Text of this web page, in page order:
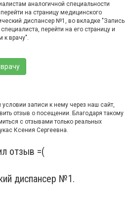
аналогичной специальности
на страницу медицинского
диспансер №1, во вкладке "Запись
перейти на его страницу и
к врачу".
записи к нему через наш сайт,
отзыв о посещении. Благодаря такому
с отзывами только реальных
Ксения Сергеевна.
отзыв =(
диспансер №1.